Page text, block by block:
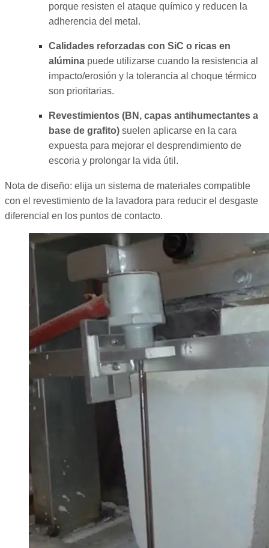
porque resisten el ataque químico y reducen la
adherencia del metal.
Calidades reforzadas con SiC o ricas en
alúminapuede utilizarse cuando la resistencia al
impacto/erosión y la tolerancia al choque térmico
son prioritarias.
Revestimientos (BN, capas antihumectantes a
base de grafito)suelen aplicarse en la cara
expuesta para mejorar el desprendimiento de
escoria y prolongar la vida útil.
Nota de diseño: elija un sistema de materiales compatible
con el revestimiento de la lavadora para reducir el desgaste
diferencial en los puntos de contacto.